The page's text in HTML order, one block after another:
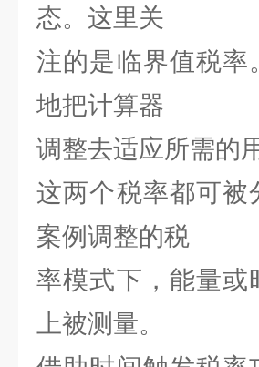
态。这里关
注的是临界值税
地把计算器
调整去适应所需的
这两个税率都可
案例调整的税
率模式下，能量
上被测量。